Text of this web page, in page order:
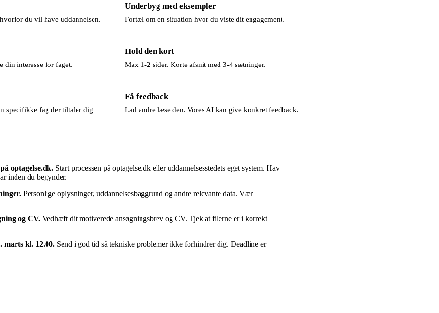
du vil have uddannelsen.
Underbyg med eksempler
Fortæl om en situation hvor du viste dit engagement.
din interesse for faget.
Hold den kort
Max 1-2 sider. Korte afsnit med 3-4 sætninger.
specifikke fag der tiltaler dig.
Få feedback
Lad andre læse den. Vores AI kan give konkret feedback.
optagelse.dk. Start processen på optagelse.dk eller uddannelsesstedets eget system. Hav
inden du begynder.
Personlige oplysninger, uddannelsesbaggrund og andre relevante data. Vær
og CV. Vedhæft dit motiverede ansøgningsbrev og CV. Tjek at filerne er i korrekt
marts kl. 12.00. Send i god tid så tekniske problemer ikke forhindrer dig. Deadline er